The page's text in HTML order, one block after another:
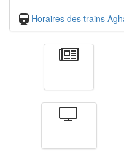
Horaires des trains